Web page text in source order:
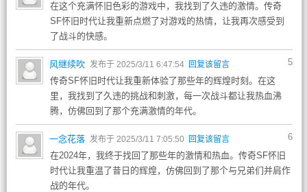
在这个充满怀旧色彩的游戏中，我找到了久违的激情。传奇
SF怀旧时代让我重新点燃了对游戏的热情，让我再次感受到
了战斗的快感。
5
风继续吹 发布于 2025/3/11 6:47:54 回复该留言
传奇SF怀旧时代让我重新体验了那些年的辉煌时刻。在这
里，我找到了久违的挑战和刺激，每一次战斗都让我热血沸
腾，仿佛回到了那个充满激情的年代。
6
一念花落 发布于 2025/3/11 7:05:50 回复该留言
在2024年，我终于找回了那些年的激情和热血。传奇SF怀旧
时代让我重温了昔日的辉煌，仿佛回到了那个与兄弟们并肩作
战的年代。